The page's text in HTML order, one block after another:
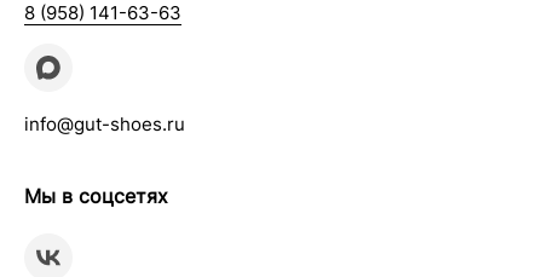
8 (958) 141-63-63
info@gut-shoes.ru
Мы в соцсетях